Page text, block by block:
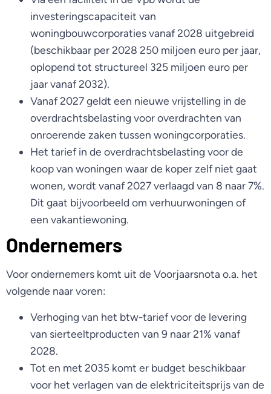
investeringscapaciteit van
woningbouwcorporaties vanaf 2028 uitgebreid
(beschikbaar per 2028 250 miljoen euro per jaar,
oplopend tot structureel 325 miljoen euro per
jaar vanaf 2032).
Vanaf 2027 geldt een nieuwe vrijstelling in de
overdrachtsbelasting voor overdrachten van
onroerende zaken tussen woningcorporaties.
Het tarief in de overdrachtsbelasting voor de
koop van woningen waar de koper zelf niet gaat
wonen, wordt vanaf 2027 verlaagd van 8 naar 7%.
Dit gaat bijvoorbeeld om verhuurwoningen of
een vakantiewoning.
Ondernemers
Voor ondernemers komt uit de Voorjaarsnota o.a. het
volgende naar voren:
Verhoging van het btw-tarief voor de levering
van sierteeltproducten van 9 naar 21% vanaf
2028.
Tot en met 2035 komt er budget beschikbaar
voor het verlagen van de elektriciteitsprijs van de